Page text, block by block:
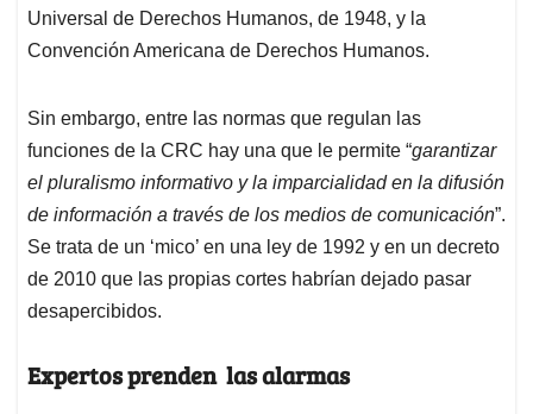
Universal de Derechos Humanos, de 1948, y la
Convención Americana de Derechos Humanos.
Sin embargo, entre las normas que regulan las
funciones de la CRC hay una que le permite “garantizar
el pluralismo informativo y la imparcialidad en la difusión
de información a través de los medios de comunicación”.
Se trata de un ‘mico’ en una ley de 1992 y en un decreto
de 2010 que las propias cortes habrían dejado pasar
desapercibidos.
Expertos prenden las alarmas